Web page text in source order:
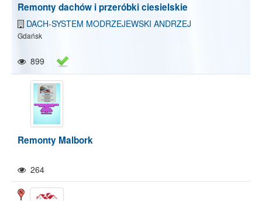
Remonty dachów i przeróbki ciesielskie
DACH-SYSTEM MODRZEJEWSKI ANDRZEJ
Gdańsk
899
Remonty Malbork
264